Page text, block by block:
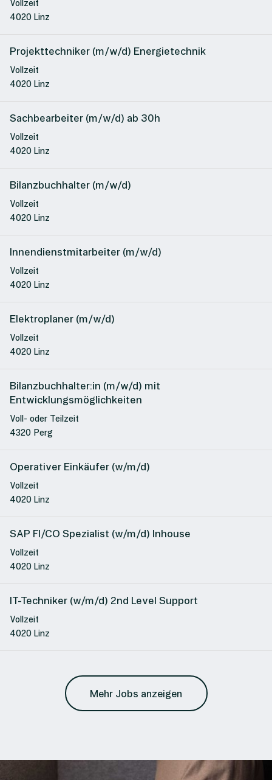
Vollzeit
4020 Linz
Projekttechniker (m/w/d) Energietechnik
Vollzeit
4020 Linz
Sachbearbeiter (m/w/d) ab 30h
Vollzeit
4020 Linz
Bilanzbuchhalter (m/w/d)
Vollzeit
4020 Linz
Innendienstmitarbeiter (m/w/d)
Vollzeit
4020 Linz
Elektroplaner (m/w/d)
Vollzeit
4020 Linz
Bilanzbuchhalter:in (m/w/d) mit
Entwicklungsmöglichkeiten
Voll- oder Teilzeit
4320 Perg
Operativer Einkäufer (w/m/d)
Vollzeit
4020 Linz
SAP FI/CO Spezialist (w/m/d) Inhouse
Vollzeit
4020 Linz
IT-Techniker (w/m/d) 2nd Level Support
Vollzeit
4020 Linz
Mehr Jobs anzeigen